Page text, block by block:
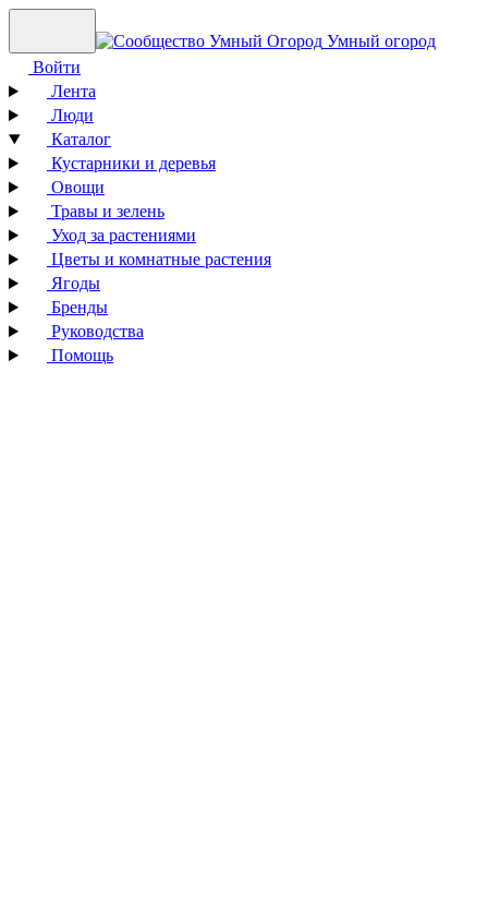
Умный огород
Войти
Лента
Люди
Каталог
Кустарники и деревья
Овощи
Травы и зелень
Уход за растениями
Цветы и комнатные растения
Ягоды
Бренды
Руководства
Помощь